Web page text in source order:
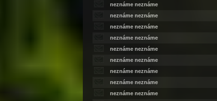
neznáme neznáme
neznáme neznáme
neznáme neznáme
neznáme neznáme
neznáme neznáme
neznáme neznáme
neznáme neznáme
neznáme neznáme
neznáme neznáme